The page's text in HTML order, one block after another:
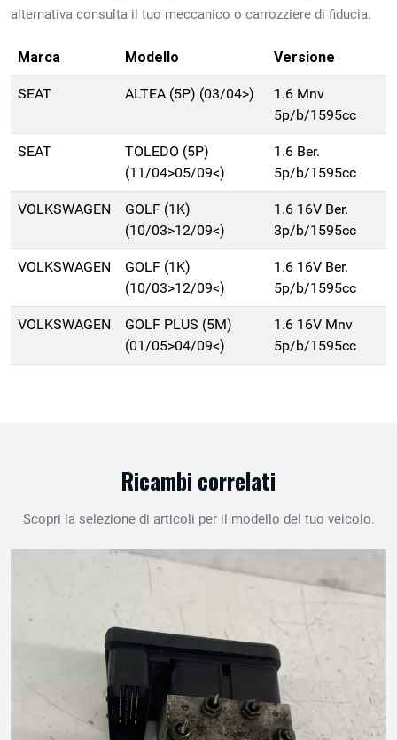
alternativa consulta il tuo meccanico o carrozziere di fiducia.
Marca Modello Versione
SEAT ALTEA (5P) (03/04>)
1.6 Mnv
5p/b/1595cc
SEAT
TOLEDO (5P)
(11/04>05/09<)
1.6 Ber.
5p/b/1595cc
VOLKSWAGEN
GOLF (1K)
(10/03>12/09<)
1.6 16V Ber.
3p/b/1595cc
VOLKSWAGEN
GOLF (1K)
(10/03>12/09<)
1.6 16V Ber.
5p/b/1595cc
VOLKSWAGEN
GOLF PLUS (5M)
(01/05>04/09<)
1.6 16V Mnv
5p/b/1595cc
Ricambi correlati
Scopri la selezione di articoli per il modello del tuo veicolo.